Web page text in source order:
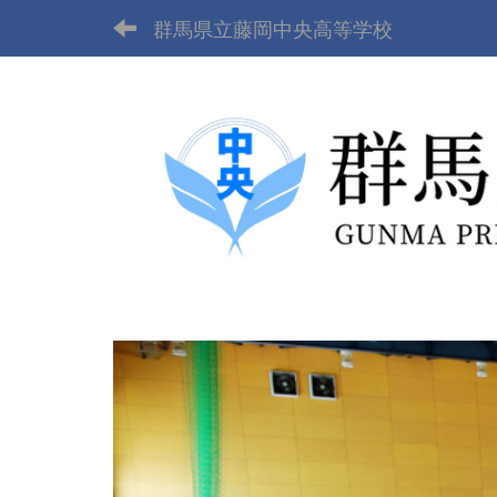
群馬県立藤岡中央高等学校
p
r
e
v
i